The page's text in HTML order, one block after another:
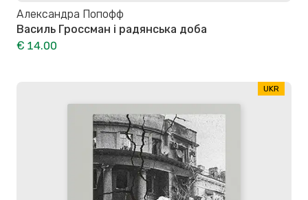
Александра Попофф
Василь Гроссман і радянська доба
€ 14.00
UKR